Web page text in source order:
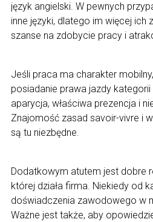
język angielski. W pewnych
inne języki, dlatego im więcej ich
szanse na zdobycie pracy i
Jeśli praca ma charakter
posiadanie prawa jazdy
aparycja, właściwa prezencja i
Znajomość zasad savoir-vivre i
są tu niezbędne.
Dodatkowym atutem jest dobre
której działa firma. Niekiedy od
doświadczenia zawodowego w
Ważne jest także, aby